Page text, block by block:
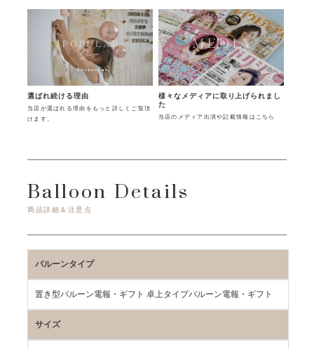
選ばれ続ける理由
当店が選ばれる理由をもっと詳しくご覧頂
けます。
様々なメディアに取り上げられまし
た
当店のメディア出演や記載情報はこちら
Balloon Details
商品詳細＆注意点
バルーンタイプ
置き型バルーン電報・ギフト 卓上タイプバルーン電報・ギフト
サイズ